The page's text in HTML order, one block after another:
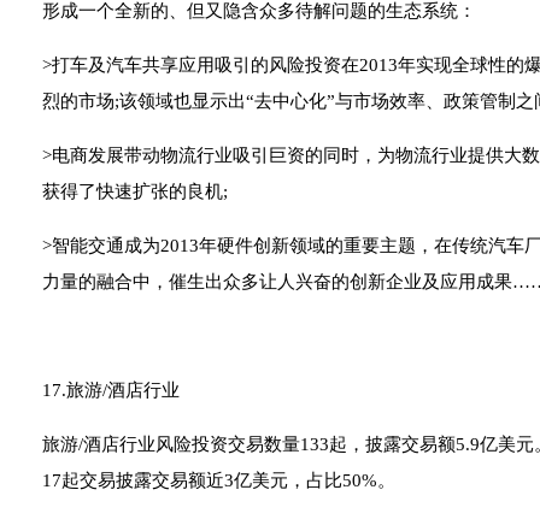
形成一个全新的、但又隐含众多待解问题的生态系统：
>打车及汽车共享应用吸引的风险投资在2013年实现全球性的
烈的市场;该领域也显示出“去中心化”与市场效率、政策管制
>电商发展带动物流行业吸引巨资的同时，为物流行业提供大
获得了快速扩张的良机;
>智能交通成为2013年硬件创新领域的重要主题，在传统汽车
力量的融合中，催生出众多让人兴奋的创新企业及应用成果
17.旅游/酒店行业
旅游/酒店行业风险投资交易数量133起，披露交易额5.9亿美
17起交易披露交易额近3亿美元，占比50%。